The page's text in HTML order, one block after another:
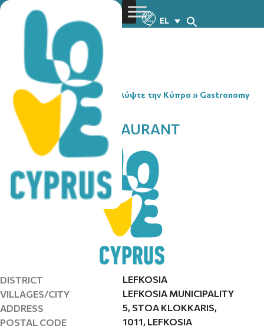
EL
You are here:Home» Ανακαλύψτε την Κύπρο » Gastronomy
» EVROULLAS RESTAURANT
EVROULLAS RESTAURANT
DISTRICT
LEFKOSIA
VILLAGES/CITY
LEFKOSIA MUNICIPALITY
ADDRESS
5, STOA KLOKKARIS,
POSTAL CODE
1011, LEFKOSIA